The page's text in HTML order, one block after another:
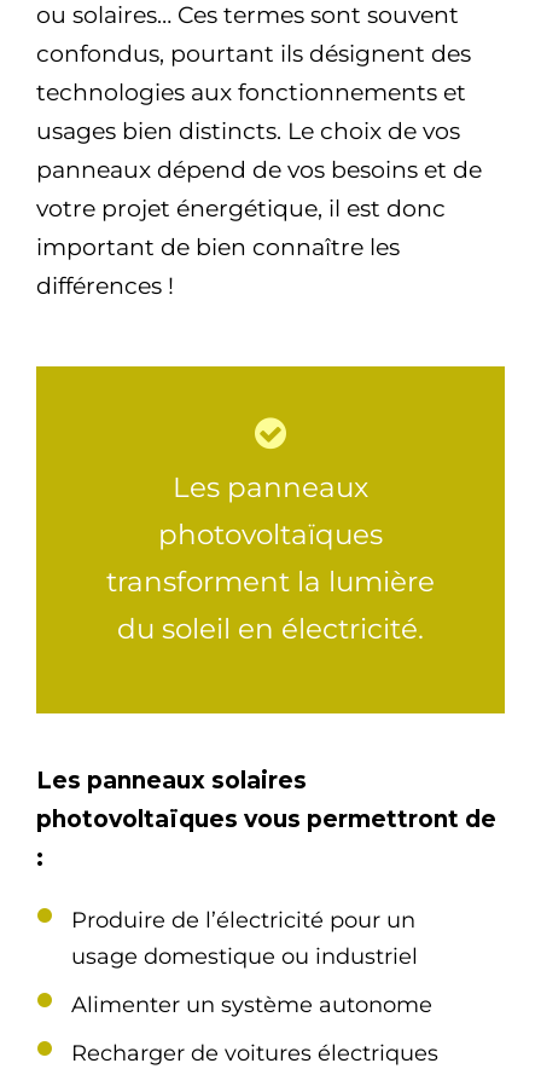
ou solaires… Ces termes sont souvent
confondus, pourtant ils désignent des
technologies aux fonctionnements et
usages bien distincts. Le choix de vos
panneaux dépend de vos besoins et de
votre projet énergétique, il est donc
important de bien connaître les
différences !
Les panneaux
photovoltaïques
transforment la lumière
du soleil en électricité.
Les panneaux solaires
photovoltaïques vous permettront de
:
Produire de l’électricité pour un
usage domestique ou industriel
Alimenter un système autonome
Recharger de voitures électriques